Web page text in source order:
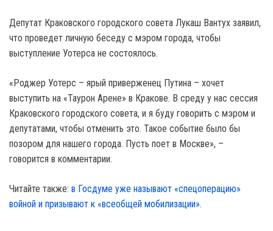
Депутат Краковского городского совета Лукаш Вантух заявил,
что проведет личную беседу с мэром города, чтобы
выступление Уотерса не состоялось.
«Роджер Уотерс – ярый приверженец Путина – хочет
выступить на «Таурон Арене» в Кракове. В среду у нас сессия
Краковского городского совета, и я буду говорить с мэром и
депутатами, чтобы отменить это. Такое событие было бы
позором для нашего города. Пусть поет в Москве», –
говорится в комментарии.
Читайте также: в Госдуме уже называют «спецоперацию»
войной и призывают к «всеобщей мобилизации».